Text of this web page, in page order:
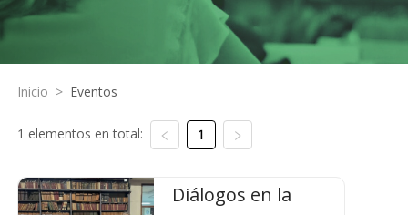
Inicio > Eventos
1 elementos en total: 1
Diálogos en la